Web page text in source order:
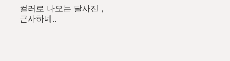
컬러로 나오는 달사진 ,
근사하네..